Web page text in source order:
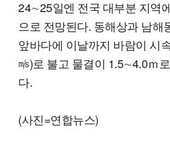
24∼25일엔 전국 대부분 지역
으로 전망된다. 동해상과 남해
앞바다에 이날까지 바람이 시
㎧)로 불고 물결이 1.5∼4.0ｍ
다.
(사진=연합뉴스)